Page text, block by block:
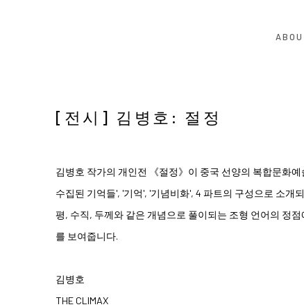
[전시] 김병호: 절정
김병호 작가의 개인전 《절정》이 중국 선양의 복합문화예
수집된 기억들', '기억', '기념비화', 4 파트의 구성으로 소개
평, 수직, 두께와 같은 개념으로 풀이되는 조형 언어의 정
를 보여줍니다.
김병호
THE CLIMAX